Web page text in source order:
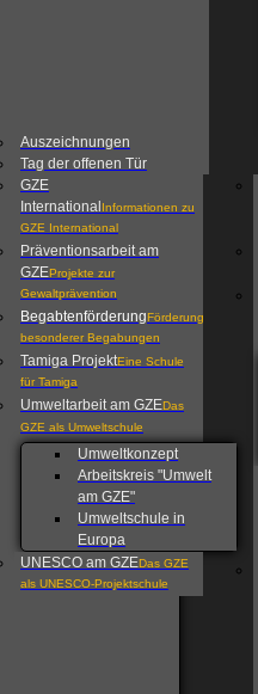
Auszeichnungen
Tag der offenen Tür
GZE
International Informationen zu
GZE International
Präventionsarbeit am
GZEProjekte zur
Gewaltprävention
BegabtenförderungFörderung
besonderer Begabungen
Tamiga ProjektEine Schule
für Tamiga
Umweltarbeit am GZEDas
GZE als Umweltschule
Umweltkonzept
Arbeitskreis "Umwelt
am GZE"
Umweltschule in
Europa
UNESCO am GZEDas GZE
als UNESCO-Projektschule